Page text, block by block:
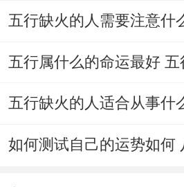
口、 搬家、入宅等、| 冲
时详情。
2026年9月28日| 星期一 |
光、解除、进人口、搬家